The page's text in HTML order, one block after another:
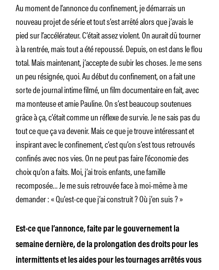
Au moment de l’annonce du confinement, je démarrais un
nouveau projet de série et tout s’est arrêté alors que j’avais le
pied sur l’accélérateur. C’était assez violent. On aurait dû tourner
à la rentrée, mais tout a été repoussé. Depuis, on est dans le flou
total. Mais maintenant, j’accepte de subir les choses. Je me sens
un peu résignée, quoi. Au début du confinement, on a fait une
sorte de journal intime filmé, un film documentaire en fait, avec
ma monteuse et amie Pauline. On s’est beaucoup soutenues
grâce à ça, c’était comme un réflexe de survie. Je ne sais pas du
tout ce que ça va devenir. Mais ce que je trouve intéressant et
inspirant avec le confinement, c’est qu’on s’est tous retrouvés
confinés avec nos vies. On ne peut pas faire l’économie des
choix qu’on a faits. Moi, j’ai trois enfants, une famille
recomposée… Je me suis retrouvée face à moi-même à me
demander :« Qu’est-ce que j’ai construit ? Où j’en suis ? »
Est-ce que l’annonce, faite par le gouvernement la
semaine dernière, de la prolongation des droits pour les
intermittents et les aides pour les tournages arrêtés vous